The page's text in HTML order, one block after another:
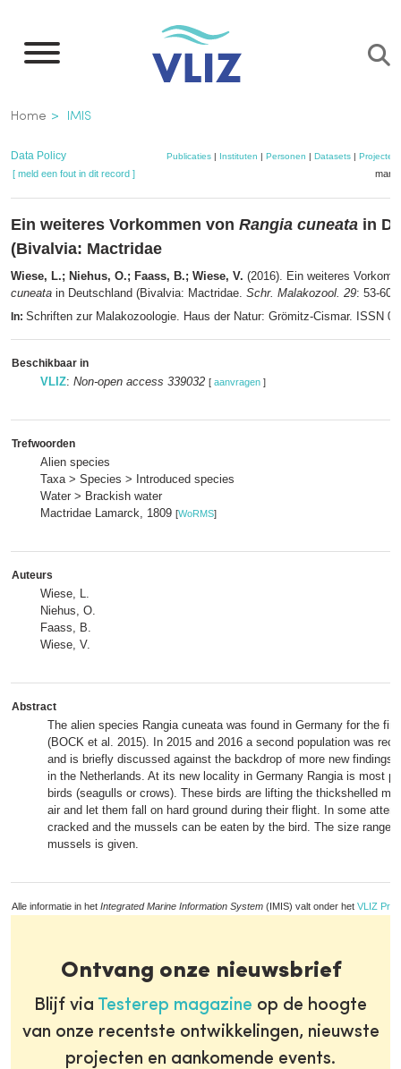
naar
inhoud
gaan
Kruimelpad
Home IMIS
Data Policy Publicaties| Instituten | Personen | Datasets| Projecten
[ meld een fout in dit record ]
Ein weiteres Vorkommen von Rangia cuneata in
(Bivalvia: Mactridae
Wiese, L.; Niehus, O.; Faass, B.; Wiese, V. (2016). Ein weiteres
cuneata in Deutschland (Bivalvia: Mactridae. Schr. Malakozool. 29: 53-60
In: Schriften zur Malakozoologie. Haus der Natur: Grömitz-Cismar. ISSN
Beschikbaar in
VLIZ: Non-open access 339032 [ aanvragen ]
Trefwoorden
Alien species
Taxa > Species > Introduced species
Water > Brackish water
Mactridae Lamarck, 1809 [WoRMS]
Auteurs
Wiese, L.
Niehus, O.
Faass, B.
Wiese, V.
Abstract
The alien species Rangia cuneata was found in Germany for the
(BOCK et al. 2015). In 2015 and 2016 a second population was
and is briefly discussed against the backdrop of more new findings
in the Netherlands. At its new locality in Germany Rangia is most
birds (seagulls or crows). These birds are lifting the thickshelled
air and let them fall on hard ground during their flight. In some
cracked and the mussels can be eaten by the bird. The size range
mussels is given.
Alle informatie in het Integrated Marine Information System (IMIS) valt onder het VLIZ
Ontvang onze nieuwsbrief
Blijf via Testerep magazine op de hoogte
van onze recentste ontwikkelingen, nieuwste
projecten en aankomende events.